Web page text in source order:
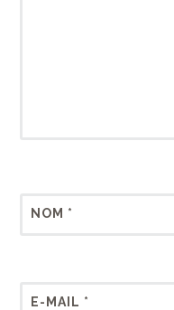
NOM *
E-MAIL *